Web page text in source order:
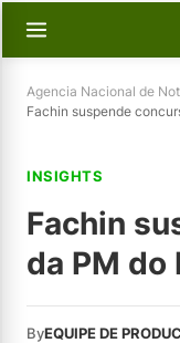
Agencia Nacional de
Fachin suspende
INSIGHTS
Fachin
da PM do
ByEQUIPE DE